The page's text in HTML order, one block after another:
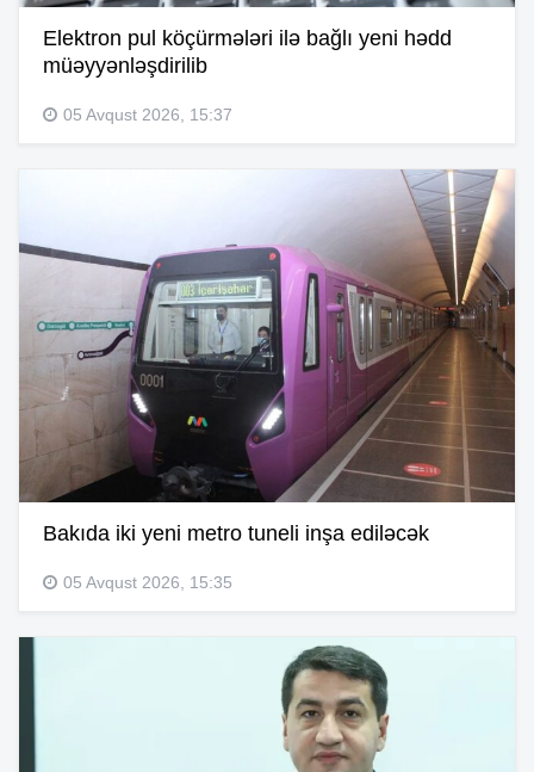
Elektron pul köçürmələri ilə bağlı yeni hədd
müəyyənləşdirilib
05 Avqust 2026, 15:37
Bakıda iki yeni metro tuneli inşa ediləcək
05 Avqust 2026, 15:35